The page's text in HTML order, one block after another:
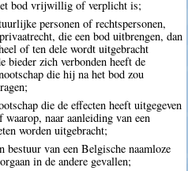
bod vrijwillig of verplicht is;
personen of rechtspersonen,
die een bod uitbrengen, dan
of ten dele wordt uitgebracht
bieder zich verbonden heeft de
die hij na het bod zou
die de effecten heeft uitgegeven
naar aanleiding van een
worden uitgebracht;
bestuur van een Belgische naamloze
in de andere gevallen;